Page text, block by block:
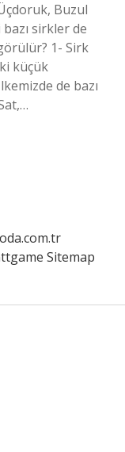
Buzul
sirkler de
1- Sirk
küçük
de bazı
Sitemap